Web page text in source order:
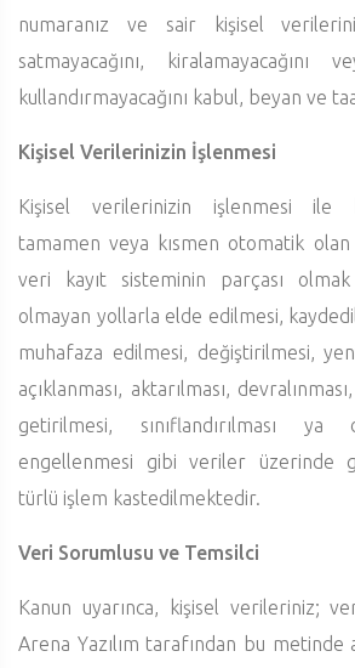
numaranız ve sair kişisel
satmayacağını, kiralamayacağını
kullandırmayacağını kabul, beyan ve
Kişisel Verilerinizin İşlenmesi
Kişisel verilerinizin işlenmesi ile
tamamen veya kısmen otomatik
veri kayıt sisteminin parçası
olmayan yollarla elde edilmesi,
muhafaza edilmesi, değiştirilmesi,
açıklanması, aktarılması,
getirilmesi, sınıflandırılması ya
engellenmesi gibi veriler üzerinde
türlü işlem kastedilmektedir.
Veri Sorumlusu ve Temsilci
Kanun uyarınca, kişisel verileriniz;
Arena Yazılım tarafından bu metinde